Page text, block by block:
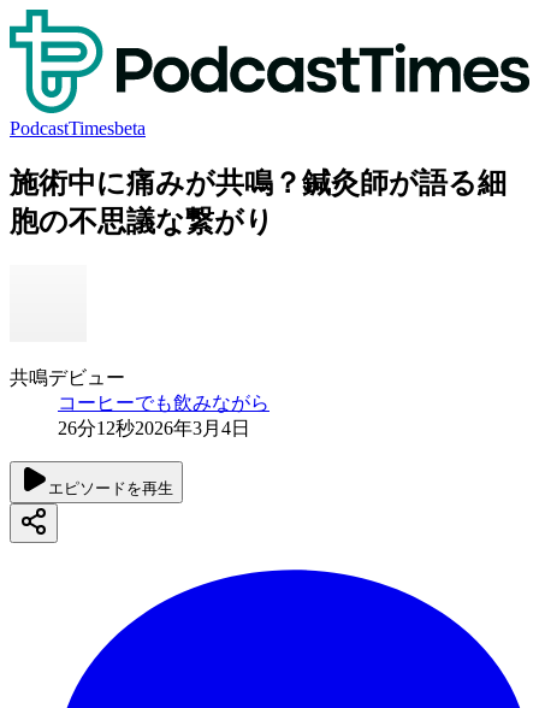
PodcastTimesbeta
施術中に痛みが共鳴？鍼灸師が語る細
胞の不思議な繋がり
共鳴デビュー
コーヒーでも飲みながら
26分12秒2026年3月4日
エピソードを再生